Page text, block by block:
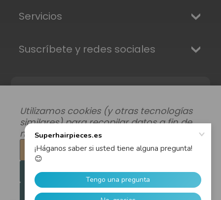
Servicios
Suscríbete y redes sociales
© 2026 Superhairpieces.es
Envíos, Devoluciones y Garantía | Privacidad |
Términos y condiciones
Utilizamos cookies (y otras tecnologías
similares) para recopilar datos a fin de
mejorar su experiencia de compra.
Configuración
Rechazar todo
Aceptar todas las cookies